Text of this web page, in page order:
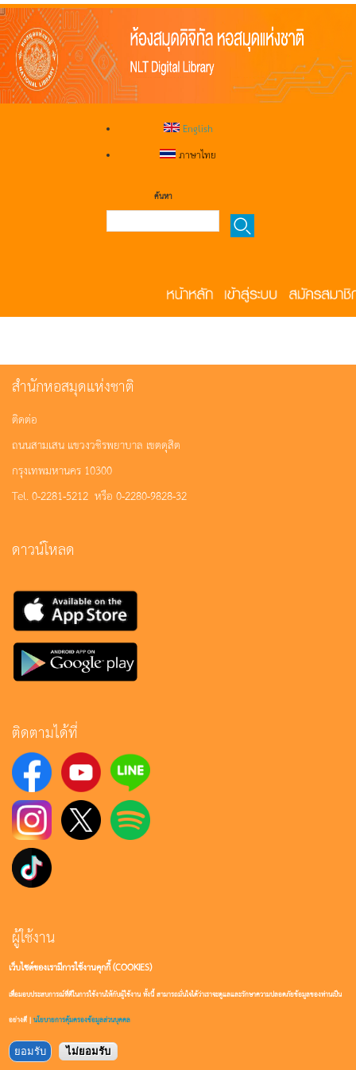
English
ภาษาไทย
ค้นหา
สำนักหอสมุดแห่งชาติ
ติดต่อ
ถนนสามเสน แขวงวชิรพยาบาล เขตดุสิต
กรุงเทพมหานคร 10300
Tel. 0-2281-5212 หรือ 0-2280-9828-32
ดาวน์โหลด
ติดตามได้ที่
ผู้ใช้งาน
สมัครสมาชิก
เว็บไซต์ของเรามีการใช้งานคุกกี้ (COOKIES)
เพื่อมอบประสบการณ์ที่ดีในการใช้งานให้กับผู้ใช้งาน ทั้งนี้ สามารถมั่นใจได้ว่าเราจะดูแลและรักษาความปลอดภัยข้อมูลของท่านเป็น
อย่างดี |นโยบายการคุ้มครองข้อมูลส่วนบุคคล
ยอมรับ ไม่ยอมรับ